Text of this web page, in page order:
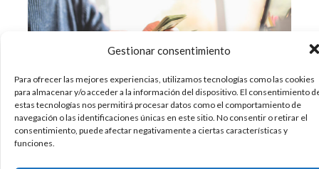
Gestionar consentimiento
Para ofrecer las mejores experiencias, utilizamos tecnologías como las cookies
para almacenar y/o acceder a la información del dispositivo. El consentimiento
estas tecnologías nos permitirá procesar datos como el comportamiento de
navegación o las identificaciones únicas en este sitio. No consentir o retirar el
consentimiento, puede afectar negativamente a ciertas características y
funciones.
¿Cuántas veces hablas al mes, a la semana e
incluso al día de lo feliz que serías si ganaras
más dinero? Seguro que si te paras a pensarlo,